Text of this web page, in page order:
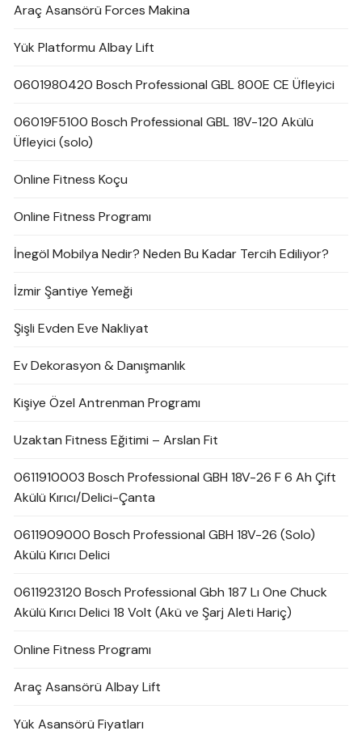
Araç Asansörü Forces Makina
Yük Platformu Albay Lift
0601980420 Bosch Professional GBL 800E CE Üfleyici
06019F5100 Bosch Professional GBL 18V-120 Akülü
Üfleyici (solo)
Online Fitness Koçu
Online Fitness Programı
İnegöl Mobilya Nedir? Neden Bu Kadar Tercih Ediliyor?
İzmir Şantiye Yemeği
Şişli Evden Eve Nakliyat
Ev Dekorasyon & Danışmanlık
Kişiye Özel Antrenman Programı
Uzaktan Fitness Eğitimi – Arslan Fit
0611910003 Bosch Professional GBH 18V-26 F 6 Ah Çift
Akülü Kırıcı/Delici-Çanta
0611909000 Bosch Professional GBH 18V-26 (Solo)
Akülü Kırıcı Delici
0611923120 Bosch Professional Gbh 187 Lı One Chuck
Akülü Kırıcı Delici 18 Volt (Akü ve Şarj Aleti Hariç)
Online Fitness Programı
Araç Asansörü Albay Lift
Yük Asansörü Fiyatları